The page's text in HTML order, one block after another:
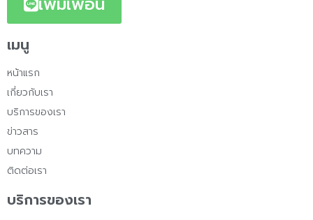
เมนู
หน้าแรก
เกี่ยวกับเรา
บริการของเรา
ข่าวสาร
บทความ
ติดต่อเรา
บริการของเรา